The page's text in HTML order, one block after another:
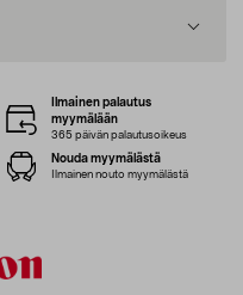
Ilmainen palautus
myymälään
365 päivän palautusoikeus
Nouda myymälästä
Ilmainen nouto myymälästä